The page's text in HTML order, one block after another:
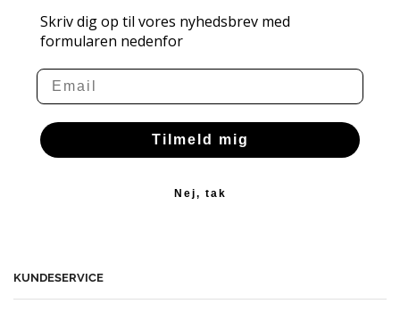
Skriv dig op til vores nyhedsbrev med
formularen nedenfor
Email
Tilmeld mig
Nej, tak
KUNDESERVICE